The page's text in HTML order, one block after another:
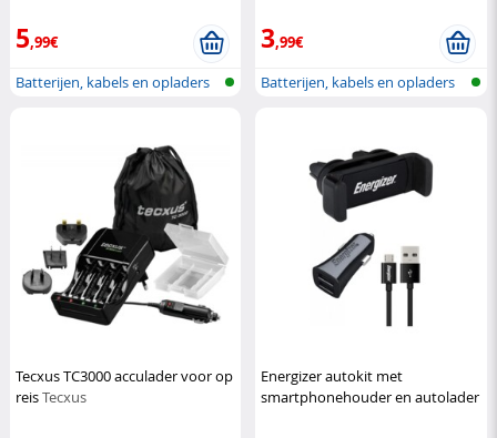
5,99€
Batterijen, kabels en opladers
3,99€
Batterijen, kabels en opladers
Tecxus TC3000 acculader voor op
reisTecxus
Energizer autokit met
smartphonehouder en autolader